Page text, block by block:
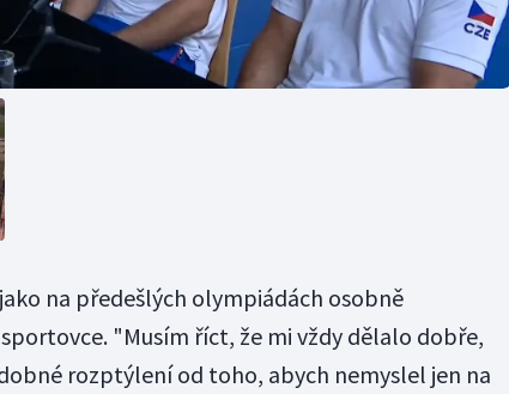
na předešlých olympiádách osobně
"Musím říct, že mi vždy dělalo dobře,
rozptýlení od toho, abych nemyslel jen na